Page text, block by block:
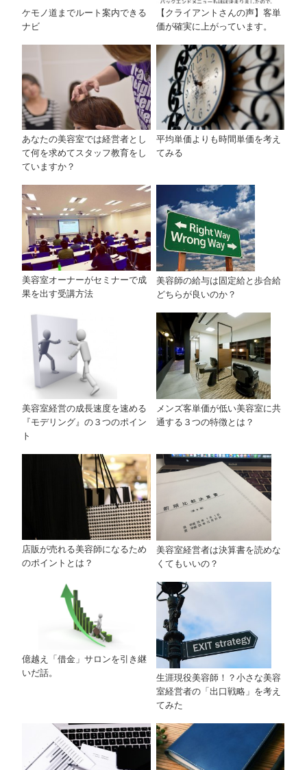
ケモノ道までルート案内できる
ナビ
【クライアントさんの声】客単
価が確実に上がっています。
あなたの美容室では経営者とし
て何を求めてスタッフ教育をし
ていますか？
平均単価よりも時間単価を考え
てみる
美容室オーナーがセミナーで成
果を出す受講方法
美容師の給与は固定給と歩合給
どちらが良いのか？
美容室経営の成長速度を速める
『モデリング』の３つのポイン
ト
メンズ客単価が低い美容室に共
通する３つの特徴とは？
店販が売れる美容師になるため
のポイントとは？
美容室経営者は決算書を読めな
くてもいいの？
億越え「借金」サロンを引き継
いだ話。
生涯現役美容師！？小さな美容
室経営者の「出口戦略」を考え
てみた